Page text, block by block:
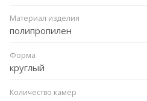
Материал изделия
полипропилен
Форма
круглый
Количество камер